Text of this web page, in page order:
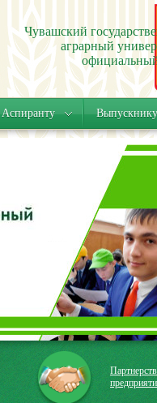
Чувашский
аграрный
Аспиранту